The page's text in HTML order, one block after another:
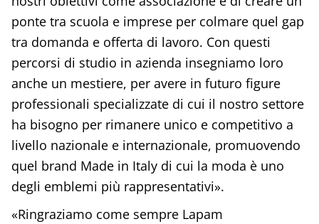
ponte tra scuola e imprese per colmare quel gap
tra domanda e offerta di lavoro. Con questi
percorsi di studio in azienda insegniamo loro
anche un mestiere, per avere in futuro figure
professionali specializzate di cui il nostro settore
ha bisogno per rimanere unico e competitivo a
livello nazionale e internazionale, promuovendo
quel brand Made in Italy di cui la moda è uno
degli emblemi più rappresentativi».
«Ringraziamo come sempre Lapam